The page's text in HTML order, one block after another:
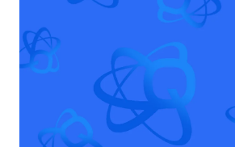
Utilizzando algoritmi matematici,
riequilibrare e informare nuovamente
rilevare la probabilità che si sviluppi
e 15 anni. Questo nuovo approccio
complemento molto efficace alla
occidentale, aggiungendo una
Utilizziamo le due macchine più
Sistema L.I.F.E.e ilQuantaScan Pro